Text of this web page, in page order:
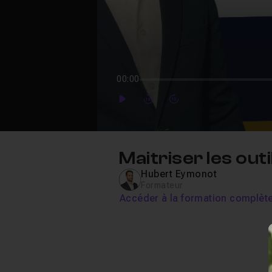
00:00
PlayForwardForward
Maitriser les
Hubert Eymonot
Accéder à la formation